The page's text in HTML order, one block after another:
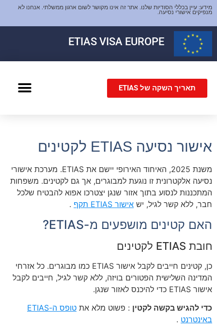
מידע: עיין בכללי הסודיות שלנו. אתר זה אינו מקושר לשום ארגון ממשלתי. אנחנו לא
מנפיקים אישורי נסיעה.
ETIAS VISA EUROPE
תאריך השקה של ETIAS
אישור נסיעה ETIAS לקטינים
משנת 2025, האיחוד האירופי יישם את ETIAS. מערכת אישורי
נסיעה אלקטרונית זו נוגעת למבוגרים, אך גם לקטינים. משפחות
המתכננות לנסוע בתוך אזור שנגן יצטרכו אפוא להבטיח שלכל
חבר, ללא קשר לגיל, יש אישור ETIAS תקף .
האם קטינים מושפעים מ-ETIAS?
חובת ETIAS לקטינים
כן, קטינים חייבים לקבל אישור ETIAS כמו מבוגרים. כל אזרחי
המדינה השלישית הפטורים בויזה, ללא קשר לגיל, חייבים לקבל
אישור ETIAS כדי להיכנס לאזור שנגן.
כדי להגיש בקשה לקטין : פשוט מלא את
טופס ה-ETIAS
באינטרנט .